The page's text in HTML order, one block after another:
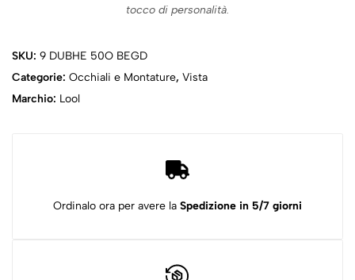
tocco di personalità.
SKU: 9 DUBHE 50O BEGD
Categorie: Occhiali e Montature, Vista
Marchio: Lool
Ordinalo ora per avere la Spedizione in 5/7 giorni